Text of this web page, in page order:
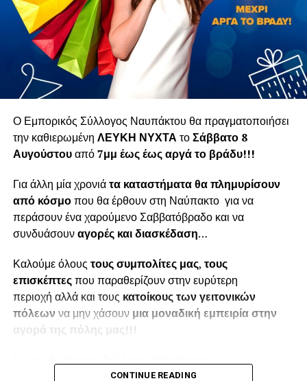
Ο Εμπορικός Σύλλογος Ναυπάκτου θα πραγματοποιήσει
την καθιερωμένη ΛΕΥΚΗ ΝΥΧΤΑ τοΣάββατο 8
Αυγούστουαπό7μμ έως έως αργά το βράδυ!!!
Για άλλη μία χρονιάτα καταστήματα θα πλημυρίσουν
από κόσμοπου θα έρθουν στη Ναύπακτο για να
περάσουν ένα χαρούμενο Σαββατόβραδο και να
συνδυάσουναγορές και διασκέδαση…
Καλούμε όλους τους συμπολίτες μας, τους
επισκέπτεςπου παραθερίζουν στην ευρύτερη
περιοχή αλλά και τους κατοίκους των γειτονικών
πόλεων να μην χάσουν μια μοναδική εμπειρία στην
αγορά της πόλης μας!!!
CONTINUE READING